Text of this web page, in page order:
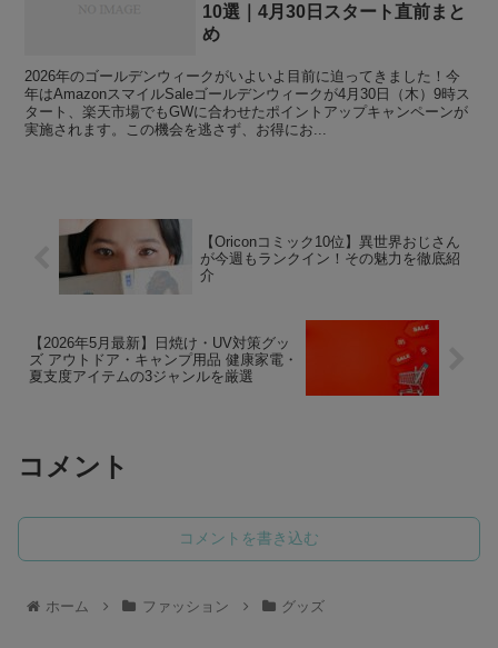
10選｜4月30日スタート直前まと
め
2026年のゴールデンウィークがいよいよ目前に迫ってきました！今
年はAmazonスマイルSaleゴールデンウィークが4月30日（木）9時ス
タート、楽天市場でもGWに合わせたポイントアップキャンペーンが
実施されます。この機会を逃さず、お得にお...
【Oriconコミック10位】異世界おじさん
が今週もランクイン！その魅力を徹底紹
介
【2026年5月最新】日焼け・UV対策グッ
ズ アウトドア・キャンプ用品 健康家電・
夏支度アイテムの3ジャンルを厳選
コメント
コメントを書き込む
ホーム ファッション グッズ